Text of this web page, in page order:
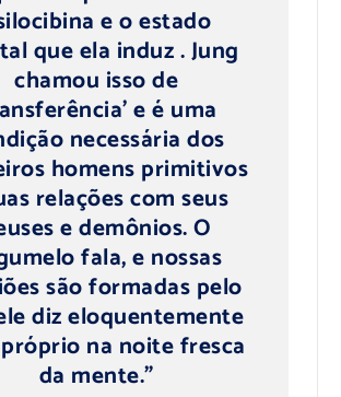
e o estado
que ela induz . Jung
chamou isso de
e é uma
necessária dos
homens primitivos
relações com seus
e demônios. O
fala, e nossas
são formadas pelo
diz eloquentemente
na noite fresca
da mente.”